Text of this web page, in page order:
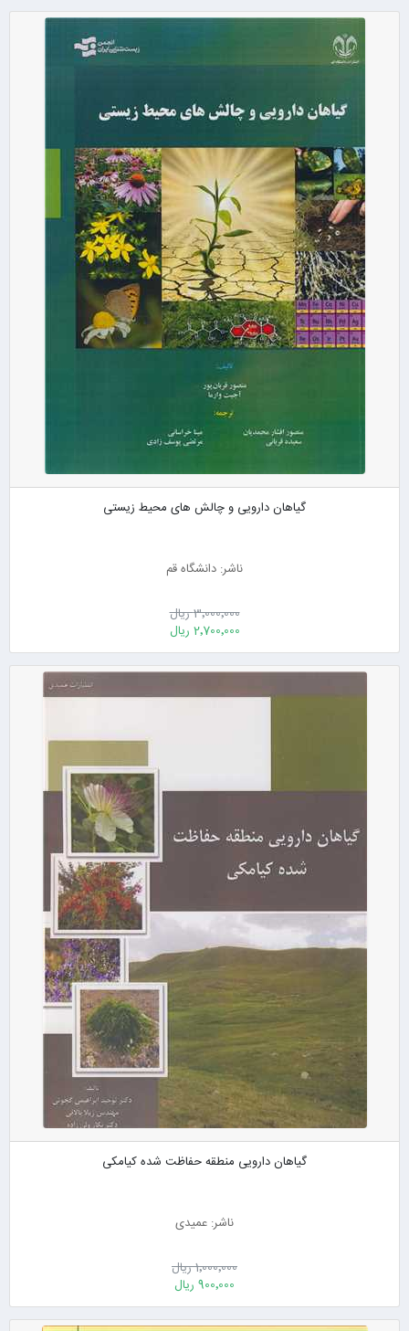
گیاهان دارویی و چالش های محیط زیستی
ناشر: دانشگاه قم
3٬000٬000 ریال
2٬700٬000 ریال
گیاهان دارویی منطقه حفاظت شده کیامکی
ناشر: عمیدی
1٬000٬000 ریال
900٬000 ریال